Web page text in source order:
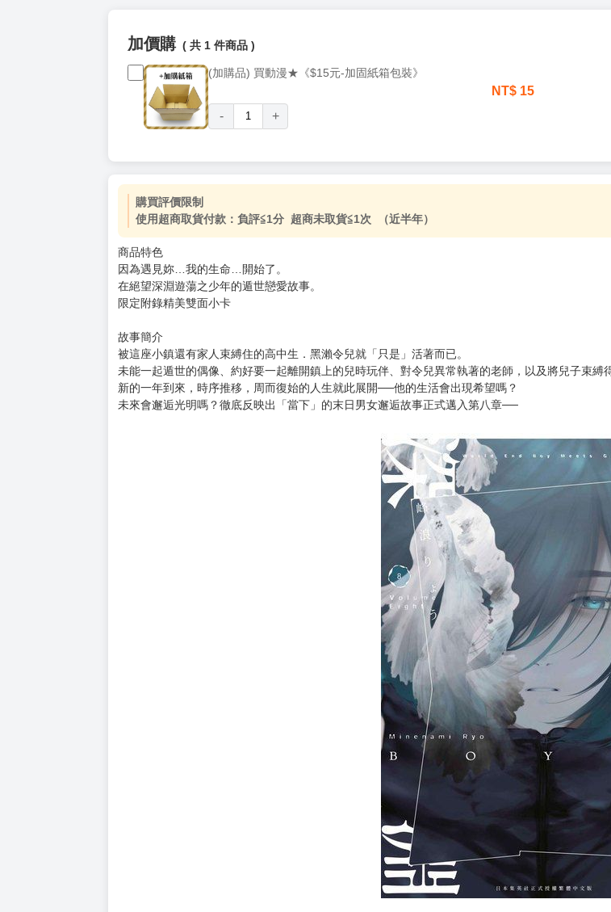
加價購 ( 共 1 件商品 )
(加購品) 買動漫★《$15元-加固紙箱包裝》
NT$ 15
-
+
購買評價限制
使用超商取貨付款：負評≦1分 超商未取貨≦1次 （近半年）
商品特色
因為遇見妳…我的生命…開始了。
在絕望深淵遊蕩之少年的遁世戀愛故事。
限定附錄精美雙面小卡
故事簡介
被這座小鎮還有家人束縛住的高中生．黑瀨令兒就「只是」活著而已。
未能一起遁世的偶像、約好要一起離開鎮上的兒時玩伴、對令兒異常執著的老師，以及將兒子束縛
新的一年到來，時序推移，周而復始的人生就此展開──他的生活會出現希望嗎？
未來會邂逅光明嗎？徹底反映出「當下」的末日男女邂逅故事正式邁入第八章──